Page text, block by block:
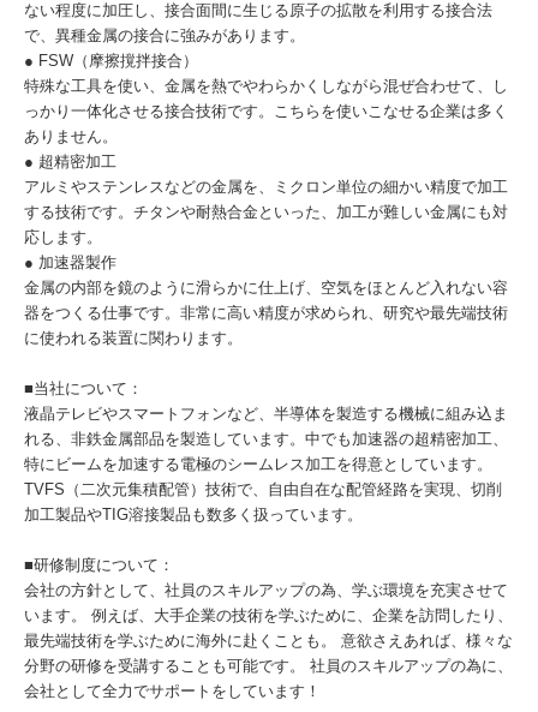
ない程度に加圧し、接合面間に生じる原子の拡散を利用する接合法
で、異種金属の接合に強みがあります。
● FSW（摩擦撹拌接合）
特殊な工具を使い、金属を熱でやわらかくしながら混ぜ合わせて、し
っかり一体化させる接合技術です。こちらを使いこなせる企業は多く
ありません。
● 超精密加工
アルミやステンレスなどの金属を、ミクロン単位の細かい精度で加工
する技術です。チタンや耐熱合金といった、加工が難しい金属にも対
応します。
● 加速器製作
金属の内部を鏡のように滑らかに仕上げ、空気をほとんど入れない容
器をつくる仕事です。非常に高い精度が求められ、研究や最先端技術
に使われる装置に関わります。
■当社について：
液晶テレビやスマートフォンなど、半導体を製造する機械に組み込ま
れる、非鉄金属部品を製造しています。中でも加速器の超精密加工、
特にビームを加速する電極のシームレス加工を得意としています。
TVFS（二次元集積配管）技術で、自由自在な配管経路を実現、切削
加工製品やTIG溶接製品も数多く扱っています。
■研修制度について：
会社の方針として、社員のスキルアップの為、学ぶ環境を充実させて
います。 例えば、大手企業の技術を学ぶために、企業を訪問したり、
最先端技術を学ぶために海外に赴くことも。 意欲さえあれば、様々な
分野の研修を受講することも可能です。 社員のスキルアップの為に、
会社として全力でサポートをしています！